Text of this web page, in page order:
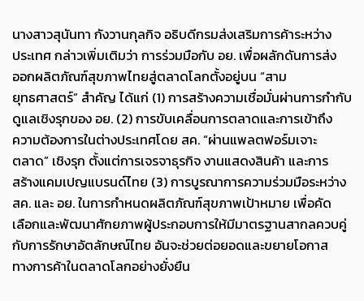
นางสาวสุนันทา กังวานกุลกิจ อธิบดีกรมส่งเสริมการค้าระหว่าง
ประเทศ กล่าวเพิ่มเติมว่า การร่วมมือกับ อย. เพื่อผลักดันการส่ง
ออกผลิตภัณฑ์สุขภาพไทยสู่ตลาดโลกตั้งอยู่บน “สาม
ยุทธศาสตร์” สำคัญ ได้แก่ (1) การสร้างความเชื่อมั่นผ่านการกำกับ
ดูแลเชิงรุกของ อย. (2) การขับเคลื่อนการตลาดและการเข้าถึง
ความต้องการในต่างประเทศโดย สค. “ผ่านแพลตฟอร์มเจาะ
ตลาด” เชิงรุก ตั้งแต่การเจรจาธุรกิจ งานแสดงสินค้า และการ
สร้างแคมเปญแบรนด์ไทย (3) การบูรณาการความร่วมมือระหว่าง
สค. และ อย. ในการกำหนดผลิตภัณฑ์สุขภาพเป้าหมาย เพื่อคัด
เลือกและพัฒนาศักยภาพผู้ประกอบการให้มีมาตรฐานสากลควบคู่
กับการรักษาอัตลักษณ์ไทย อันจะช่วยต่อยอดและขยายโอกาส
ทางการค้าในตลาดโลกอย่างยั่งยืน